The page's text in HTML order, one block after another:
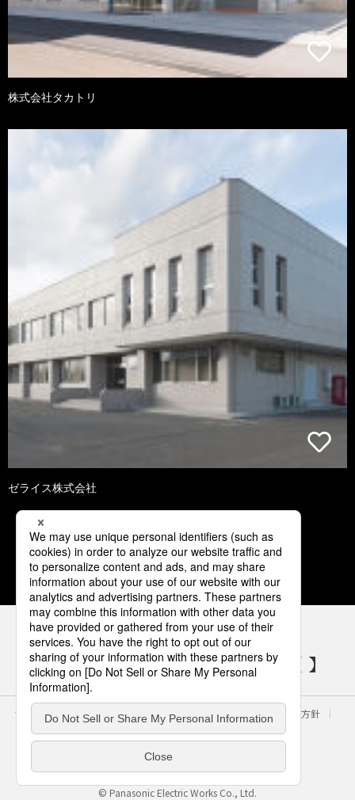
株式会社タカトリ
ゼライス株式会社
1
パナソニックの電気設備 SNSアカウント
サイトのご利用にあたって クッキーポリシー
個人情報保護方針
パナソニック ホールディングス
Area/Country
電気・建築設備（ビジネス）
© Panasonic Electric Works Co., Ltd.